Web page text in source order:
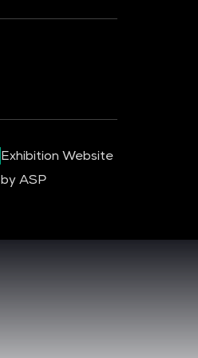
Exhibition Website
by ASP